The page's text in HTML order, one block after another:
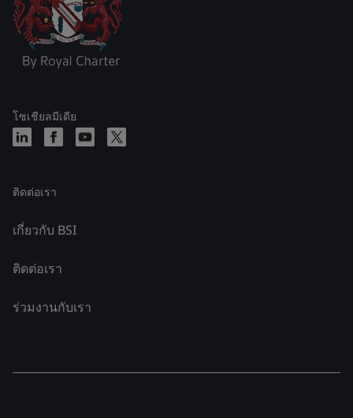
โซเชียลมีเดีย
ติดต่อเรา
เกี่ยวกับ BSI
ติดต่อเรา
ร่วมงานกับเรา